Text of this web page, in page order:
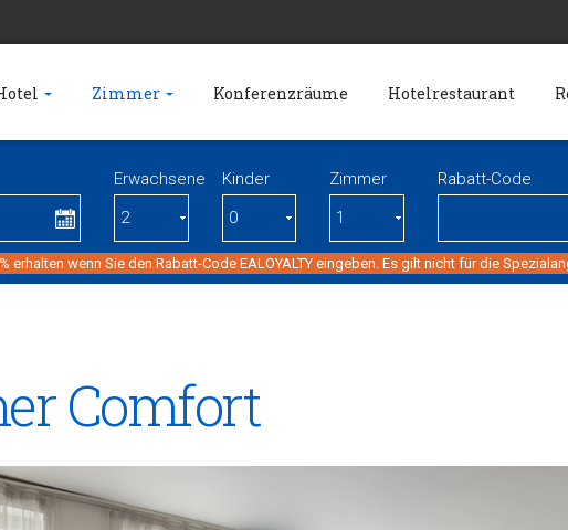
Zimmer Konferenzräume Hotelrestaurant
Erwachsene Kinder Zimmer Rabatt-Code
erhalten wenn Sie den Rabatt-Code EALOYALTY eingeben. Es gilt nicht für die
Comfort